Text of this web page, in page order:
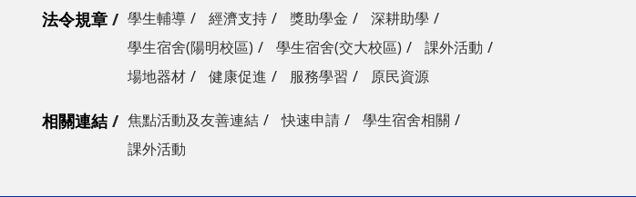
法令規章 學生輔導 經濟支持 獎助學金
深耕助學
學生宿舍(陽明校區)
學生宿舍(交大校區)
課外活動
場地器材
健康促進 服務學習 原民資源
相關連結 焦點活動及友善連結 快速申請
學生宿舍相關
課外活動